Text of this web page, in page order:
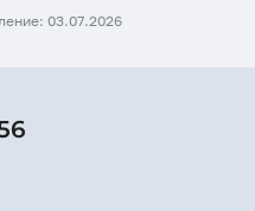
03.07.2026